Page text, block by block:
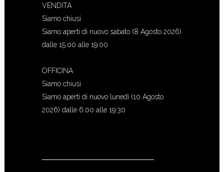
VENDITA
Siamo chiusi
Siamo aperti di nuovo sabato (8 Agosto 2026)
dalle 15:00 alle 19:00
OFFICINA
Siamo chiusi
Siamo aperti di nuovo lunedì (10 Agosto
2026) dalle 6:00 alle 19:30